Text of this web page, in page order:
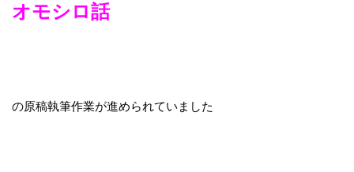
オモシロ話
の原稿執筆作業が進められていました